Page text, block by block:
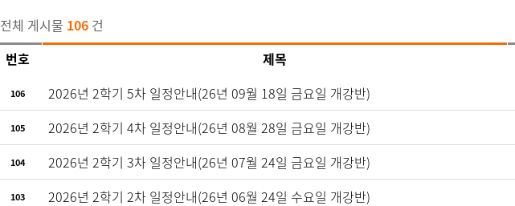
평생교육사
건강가정사
경영학
실습과목 이수 안내
평생교육실습
실습서류제출
실습양식자료실
실습 FAQ
민간자격증 카트
민간자격증 발급확인
전체 게시물 106 건
번호
제목
106 2026년 2학기 5차 일정안내(26년 09월 18일 금요일 개강반)
105 2026년 2학기 4차 일정안내(26년 08월 28일 금요일 개강반)
104 2026년 2학기 3차 일정안내(26년 07월 24일 금요일 개강반)
103 2026년 2학기 2차 일정안내(26년 06월 24일 수요일 개강반)